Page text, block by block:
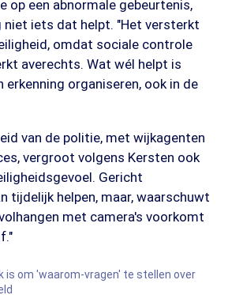
dinsdag 19 augustus werd in
Zuiderpark een minderjarig
toen zij even uit het zicht van
Het gebeurde bij een rietkraag
in het park. Later hield de
verdachte aan in Rotterdam-
duidelijk dat een DNA-match
het slachtoffer aan elkaar linkt.
op een abnormale gebeurtenis,
niet iets dat helpt. "Het versterkt
omdat sociale controle
averechts. Wat wél helpt is
erkenning organiseren, ook in de
van de politie, met wijkagenten
vergroot volgens Kersten ook
Gericht
tijdelijk helpen, maar, waarschuwt
met camera's voorkomt
is om 'waarom-vragen' te stellen over